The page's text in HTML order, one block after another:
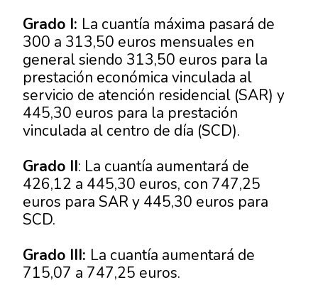
Grado I: La cuantía máxima pasará de
300 a 313,50 euros mensuales en
general siendo 313,50 euros para la
prestación económica vinculada al
servicio de atención residencial (SAR) y
445,30 euros para la prestación
vinculada al centro de día (SCD).
Grado II: La cuantía aumentará de
426,12 a 445,30 euros, con 747,25
euros para SAR y 445,30 euros para
SCD.
Grado III: La cuantía aumentará de
715,07 a 747,25 euros.